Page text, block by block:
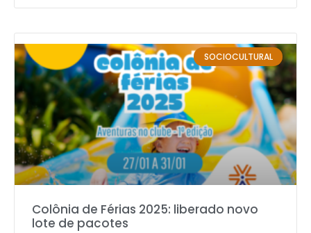
SOCIOCULTURAL
Colônia de Férias 2025: liberado novo
lote de pacotes